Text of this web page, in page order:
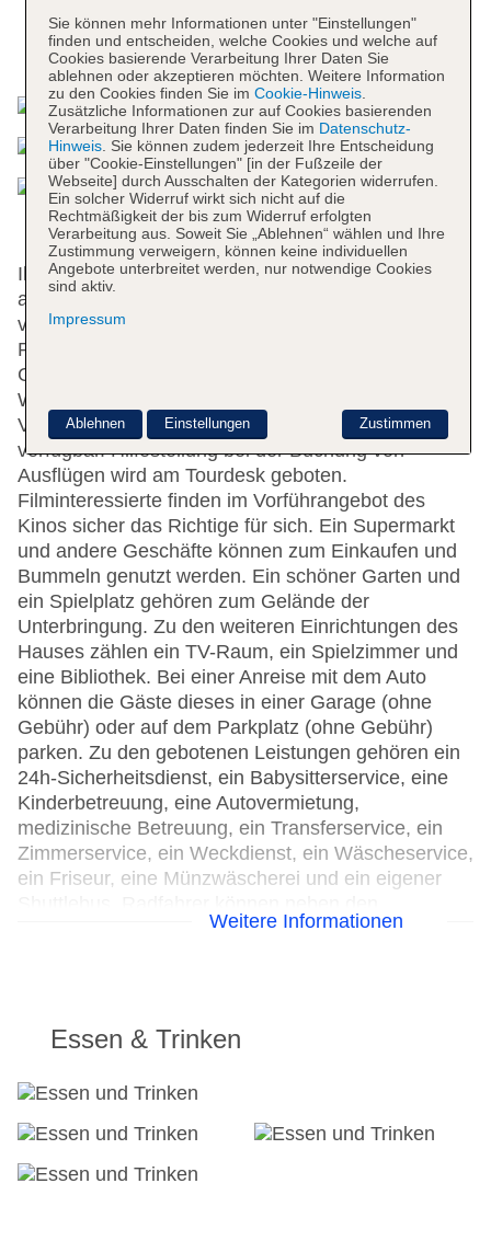
Das bietet Ihre Unterkunft
Ihren Aufenthalt können die Gäste im
ansprechenden Ambiente der 32 Zimmer
verbringen. Das freundliche Personal an der
Rezeption ist gerne bei allen Fragen behilflich. Eine
Gepäckaufbewahrung, ein Safe und eine
Wechselstube stehen als Serviceleistungen zur
Verfügung. WLAN ist in den öffentlichen Bereichen
verfügbar. Hilfestellung bei der Buchung von
Ausflügen wird am Tourdesk geboten.
Filminteressierte finden im Vorführangebot des
Kinos sicher das Richtige für sich. Ein Supermarkt
und andere Geschäfte können zum Einkaufen und
Bummeln genutzt werden. Ein schöner Garten und
ein Spielplatz gehören zum Gelände der
Unterbringung. Zu den weiteren Einrichtungen des
Hauses zählen ein TV-Raum, ein Spielzimmer und
eine Bibliothek. Bei einer Anreise mit dem Auto
können die Gäste dieses in einer Garage (ohne
Gebühr) oder auf dem Parkplatz (ohne Gebühr)
parken. Zu den gebotenen Leistungen gehören ein
24h-Sicherheitsdienst, ein Babysitterservice, eine
Kinderbetreuung, eine Autovermietung,
medizinische Betreuung, ein Transferservice, ein
Zimmerservice, ein Weckdienst, ein Wäscheservice,
ein Friseur, eine Münzwäscherei und ein eigener
Stellplätzen auch die Leihmöglichkeiten nutzen. Zur
24h Rezeption
Check-in von: 15:00:00
Check-out bis: 11:30:00
Garage
Weitere Informationen
Essen & Trinken
Sie können mehr Informationen unter "Einstellungen"
finden und entscheiden, welche Cookies und welche auf
Cookies basierende Verarbeitung Ihrer Daten Sie
ablehnen oder akzeptieren möchten. Weitere Information
zu den Cookies finden Sie im Cookie-Hinweis.
Zusätzliche Informationen zur auf Cookies basierenden
Verarbeitung Ihrer Daten finden Sie im Datenschutz-
Hinweis. Sie können zudem jederzeit Ihre Entscheidung
über "Cookie-Einstellungen" [in der Fußzeile der
Webseite] durch Ausschalten der Kategorien widerrufen.
Ein solcher Widerruf wirkt sich nicht auf die
Rechtmäßigkeit der bis zum Widerruf erfolgten
Verarbeitung aus. Soweit Sie „Ablehnen“ wählen und Ihre
Zustimmung verweigern, können keine individuellen
Angebote unterbreitet werden, nur notwendige Cookies
sind aktiv.
Impressum
Zustimmen
Ablehnen Einstellungen